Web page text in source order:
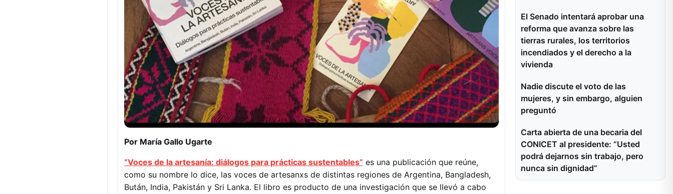
Por María Gallo Ugarte
“Voces de la artesanía: diálogos para prácticas sustentables” es una publicación que reúne,
como su nombre lo dice, las voces de artesanxs de distintas regiones de Argentina, Bangladesh,
Bután, India, Pakistán y Sri Lanka. El libro es producto de una investigación que se llevó a cabo
El Senado intentará aprobar una
reforma que avanza sobre las
tierras rurales, los territorios
incendiados y el derecho a la
vivienda
Nadie discute el voto de las
mujeres, y sin embargo, alguien
preguntó
Carta abierta de una becaria del
CONICET al presidente: “Usted
podrá dejarnos sin trabajo, pero
nunca sin dignidad”